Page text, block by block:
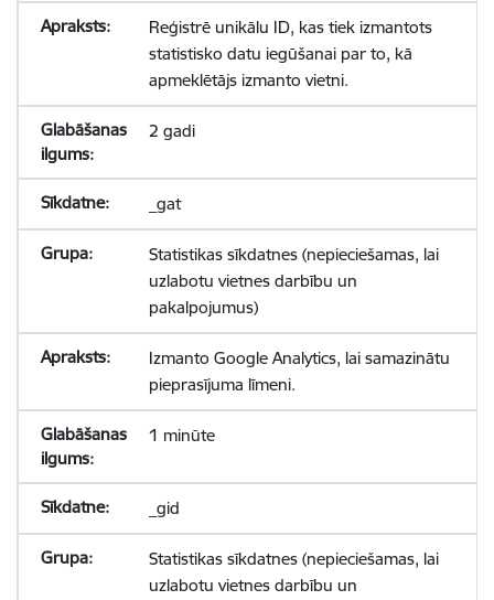
Reģistrē unikālu ID, kas tiek izmantots
statistisko datu iegūšanai par to, kā
apmeklētājs izmanto vietni.
2 gadi
_gat
Statistikas sīkdatnes (nepieciešamas, lai
uzlabotu vietnes darbību un
pakalpojumus)
Izmanto Google Analytics, lai samazinātu
pieprasījuma līmeni.
1 minūte
_gid
Statistikas sīkdatnes (nepieciešamas, lai
uzlabotu vietnes darbību un